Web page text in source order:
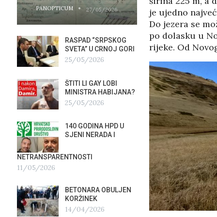
je ujedno
Do jezera se
po dolasku u
rijeke. Od
PANOPTICUM 27/05/2026
RASPAD “SRPSKOG
SVETA” U CRNOJ GORI
25/05/2026
ŠTITI LI GAY LOBI
MINISTRA HABIJANA?
25/05/2026
140 GODINA HPD U
SJENI NERADA I
NETRANSPARENTNOSTI
11/05/2026
BETONARA OBULJEN
KORŽINEK
14/04/2026
PANOPTICUM
04/
16/
ČIJE
12/
17/01/2026